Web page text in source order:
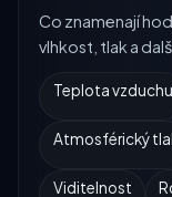
Co znamenají
vlhkost, tlak a
Teplota vzduchu
Atmosférický
Viditelnost